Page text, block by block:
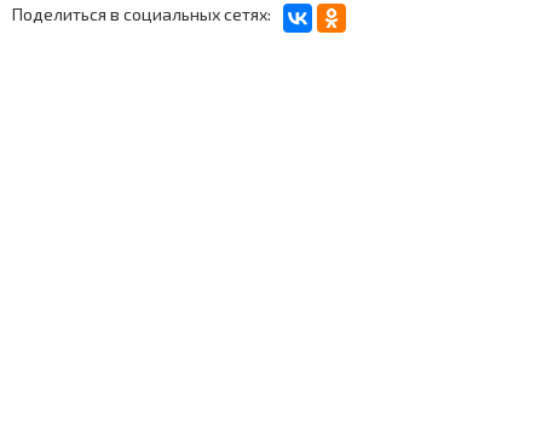
Поделиться в социальных сетях: